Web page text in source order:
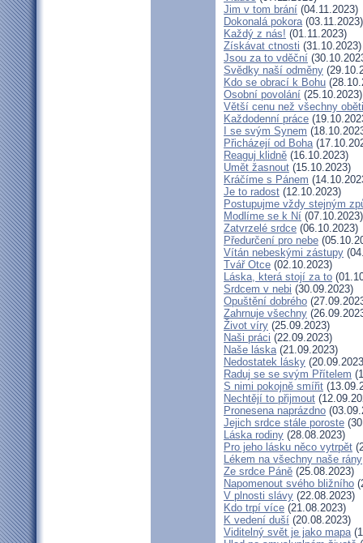
Jim v tom brání (04.11.2023)
Dokonalá pokora(03.11.2023)
Každý z nás! (01.11.2023)
Získávat ctnosti (31.10.2023)
Jsou za to vděční
Svědky naší odměny
Kdo se obrací k Bohu
Osobní povolání (25.10.2023)
Větší cenu než všechny oběti
Každodenní práce
I se svým Synem
Přicházejí od Boha
Reaguj klidně (16.10.2023)
Umět žasnout (15.10.2023)
Kráčíme s Pánem
Je to radost (12.10.2023)
Postupujme vždy stejným
Modlíme se k Ní (07.10.2023)
Zatvrzelé srdce (06.10.2023)
Předurčení pro nebe
Vítán nebeskými zástupy
Tvář Otce (02.10.2023)
Láska, která stojí za to
Srdcem v nebi (30.09.2023)
Opuštění dobrého
Zahrnuje všechny
Život víry (25.09.2023)
Naši práci (22.09.2023)
Naše láska(21.09.2023)
Nedostatek lásky
Raduj se se svým Přítelem
S nimi pokojně smířit
Nechtějí to přijmout
Pronesena naprázdno
Jejich srdce stále poroste
Láska rodiny (28.08.2023)
Pro jeho lásku něco vytrpět
Lékem na všechny naše rány
Ze srdce Páně (25.08.2023)
Napomenout svého bližního
V plnosti slávy (22.08.2023)
Kdo trpí více (21.08.2023)
K vedení duší (20.08.2023)
Viditelný svět je jako mapa